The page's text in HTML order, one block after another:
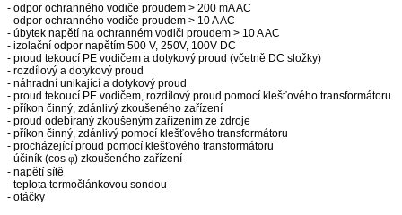
- odpor ochranného vodiče proudem > 200 mA AC
- odpor ochranného vodiče proudem > 10 A AC
- úbytek napětí na ochranném vodiči proudem > 10 A AC
- izolační odpor napětím 500 V, 250V, 100V DC
- proud tekoucí PE vodičem a dotykový proud (včetně DC složky)
- rozdílový a dotykový proud
- náhradní unikající a dotykový proud
- proud tekoucí PE vodičem, rozdílový proud pomocí klešťového transformátoru
- příkon činný, zdánlivý zkoušeného zařízení
- proud odebíraný zkoušeným zařízením ze zdroje
- příkon činný, zdánlivý pomocí klešťového transformátoru
- procházející proud pomocí klešťového transformátoru
- účiník (cos φ) zkoušeného zařízení
- napětí sítě
- teplota termočlánkovou sondou
- otáčky